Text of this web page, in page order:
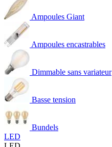
Ampoules Giant
Ampoules encastrables
Dimmable sans variateur
Basse tension
Bundels
LED